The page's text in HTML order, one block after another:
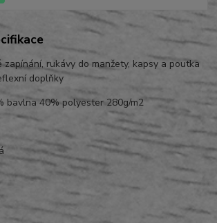
zapínání, rukávy do manžety, kapsy a poutka
doplňky
bavlna 40% polyester 280g/m2